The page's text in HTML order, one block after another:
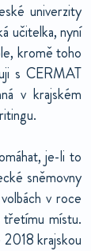
univerzity
učitelka, nyní
kromě toho
s CERMAT
v krajském
je-li to
sněmovny
v roce
místu.
krajskou